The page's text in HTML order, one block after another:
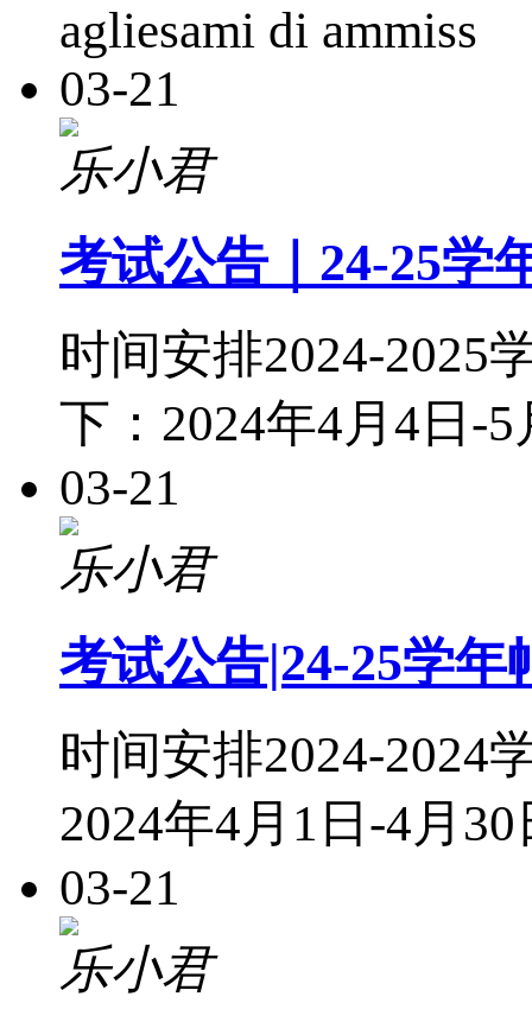
agliesami di ammiss
03-21
乐小君
考试公告｜24-25学
时间安排2024-2025
下：2024年4月4日-
03-21
乐小君
考试公告|24-25学
时间安排2024-2024
2024年4月1日-4月
03-21
乐小君